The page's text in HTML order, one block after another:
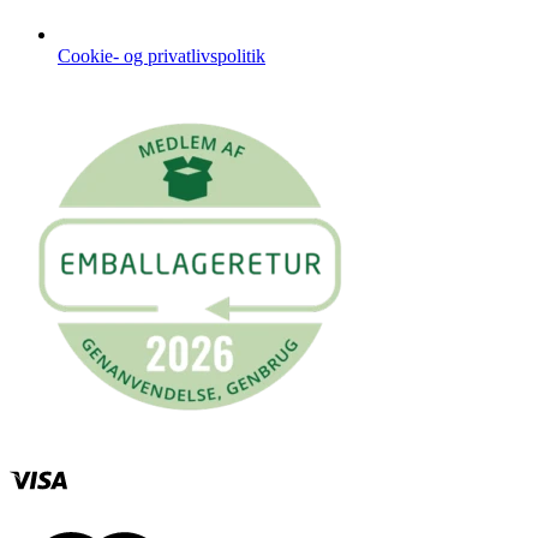
Cookie- og privatlivspolitik